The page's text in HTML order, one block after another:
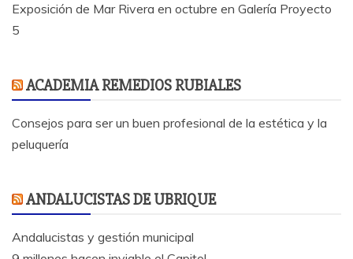
Exposición de Mar Rivera en octubre en Galería Proyecto
5
ACADEMIA REMEDIOS RUBIALES
Consejos para ser un buen profesional de la estética y la
peluquería
ANDALUCISTAS DE UBRIQUE
Andalucistas y gestión municipal